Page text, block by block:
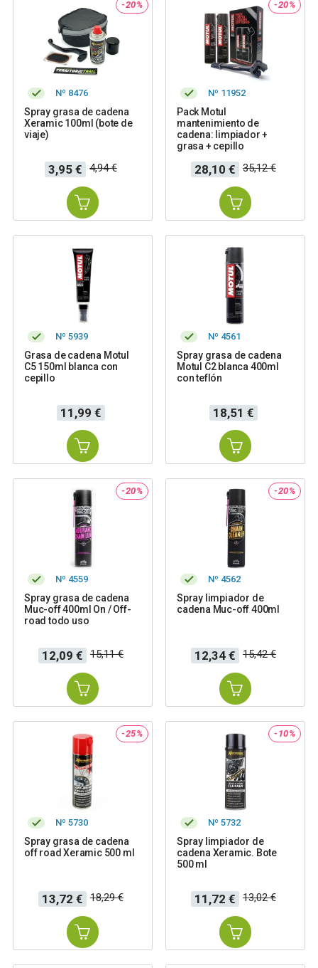
-20%
Nº 8476
Spray grasa de cadena
Xeramic 100ml (bote de
viaje)
Precio
3,95 €
Precio
base
4,94 €
-20%
Nº 11952
Pack Motul
mantenimiento de
cadena: limpiador +
grasa + cepillo
Precio
28,10 €
Precio
base
35,12 €
Nº 5939
Grasa de cadena Motul
C5 150ml blanca con
cepillo
Precio
11,99 €
Nº 4561
Spray grasa de cadena
Motul C2 blanca 400ml
con teflón
Precio
18,51 €
-20%
Nº 4559
Spray grasa de cadena
Muc-off 400ml On / Off-
road todo uso
Precio
12,09 €
Precio
base
15,11 €
-20%
Nº 4562
Spray limpiador de
cadena Muc-off 400ml
Precio
12,34 €
Precio
base
15,42 €
-25%
Nº 5730
Spray grasa de cadena
off road Xeramic 500 ml
Precio
13,72 €
Precio
base
18,29 €
-10%
Nº 5732
Spray limpiador de
cadena Xeramic. Bote
500 ml
Precio
11,72 €
Precio
base
13,02 €